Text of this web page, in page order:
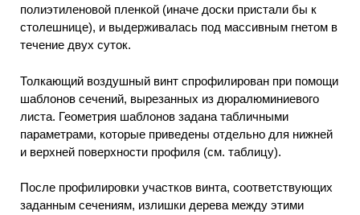
полиэтиленовой пленкой (иначе доски пристали бы к
столешнице), и выдерживалась под массивным гнетом в
течение двух суток.
Толкающий воздушный винт спрофилирован при помощи
шаблонов сечений, вырезанных из дюралюминиевого
листа. Геометрия шаблонов задана табличными
параметрами, которые приведены отдельно для нижней
и верхней поверхности профиля (см. таблицу).
После профилировки участков винта, соответствующих
заданным сечениям, излишки дерева между этими